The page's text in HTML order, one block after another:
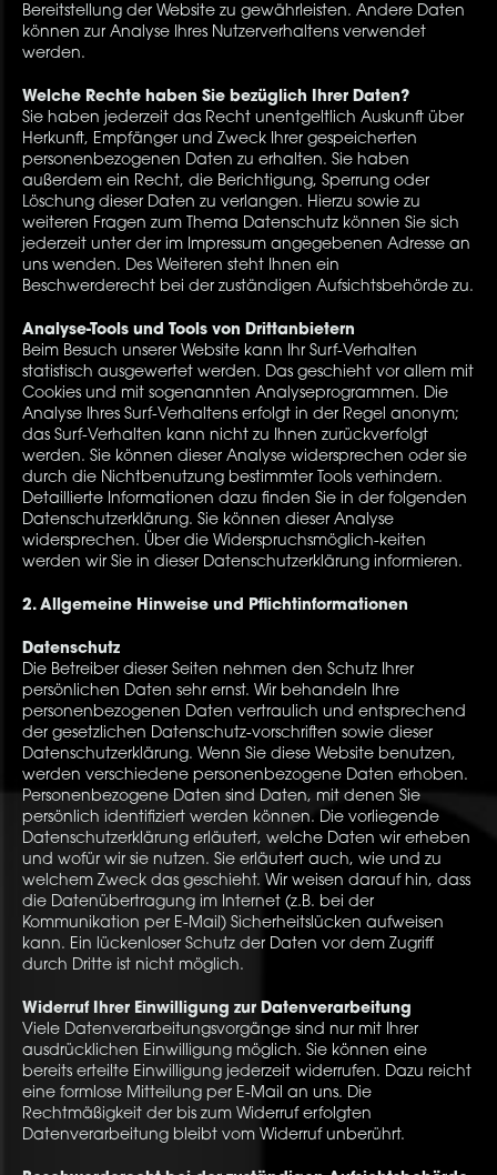
Bereitstellung der Website zu gewährleisten. Andere Daten
können zur Analyse Ihres Nutzerverhaltens verwendet
werden.
Welche Rechte haben Sie bezüglich Ihrer Daten?
Sie haben jederzeit das Recht unentgeltlich Auskunft über
Herkunft, Empfänger und Zweck Ihrer gespeicherten
personenbezogenen Daten zu erhalten. Sie haben
außerdem ein Recht, die Berichtigung, Sperrung oder
Löschung dieser Daten zu verlangen. Hierzu sowie zu
weiteren Fragen zum Thema Datenschutz können Sie sich
jederzeit unter der im Impressum angegebenen Adresse an
uns wenden. Des Weiteren steht Ihnen ein
Beschwerderecht bei der zuständigen Aufsichtsbehörde zu.
Analyse-Tools und Tools von Drittanbietern
Beim Besuch unserer Website kann Ihr Surf-Verhalten
statistisch ausgewertet werden. Das geschieht vor allem mit
Cookies und mit sogenannten Analyseprogrammen. Die
Analyse Ihres Surf-Verhaltens erfolgt in der Regel anonym;
das Surf-Verhalten kann nicht zu Ihnen zurückverfolgt
werden. Sie können dieser Analyse widersprechen oder sie
durch die Nichtbenutzung bestimmter Tools verhindern.
Detaillierte Informationen dazu finden Sie in der folgenden
Datenschutzerklärung. Sie können dieser Analyse
widersprechen. Über die Widerspruchsmöglich-keiten
werden wir Sie in dieser Datenschutzerklärung informieren.
2. Allgemeine Hinweise und Pflichtinformationen
Datenschutz
Die Betreiber dieser Seiten nehmen den Schutz Ihrer
persönlichen Daten sehr ernst. Wir behandeln Ihre
personenbezogenen Daten vertraulich und entsprechend
der gesetzlichen Datenschutz-vorschriften sowie dieser
Datenschutzerklärung. Wenn Sie diese Website benutzen,
werden verschiedene personenbezogene Daten erhoben.
Personenbezogene Daten sind Daten, mit denen Sie
persönlich identifiziert werden können. Die vorliegende
Datenschutzerklärung erläutert, welche Daten wir erheben
und wofür wir sie nutzen. Sie erläutert auch, wie und zu
welchem Zweck das geschieht. Wir weisen darauf hin, dass
die Datenübertragung im Internet (z.B. bei der
Kommunikation per E-Mail) Sicherheitslücken aufweisen
kann. Ein lückenloser Schutz der Daten vor dem Zugriff
durch Dritte ist nicht möglich.
Widerruf Ihrer Einwilligung zur Datenverarbeitung
Viele Datenverarbeitungsvorgänge sind nur mit Ihrer
ausdrücklichen Einwilligung möglich. Sie können eine
bereits erteilte Einwilligung jederzeit widerrufen. Dazu reicht
eine formlose Mitteilung per E-Mail an uns. Die
Rechtmäßigkeit der bis zum Widerruf erfolgten
Datenverarbeitung bleibt vom Widerruf unberührt.